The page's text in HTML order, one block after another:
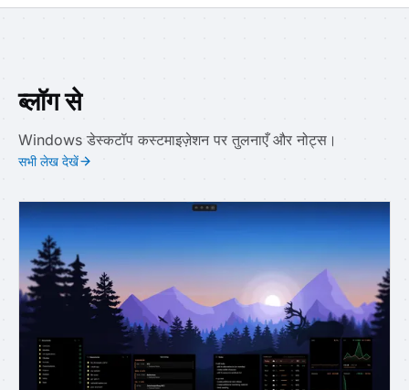
ब्लॉग से
Windows डेस्कटॉप कस्टमाइज़ेशन पर तुलनाएँ और नोट्स।
सभी लेख देखें